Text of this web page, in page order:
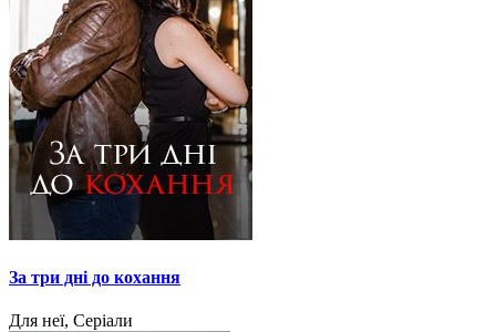
За три дні до кохання
Для неї, Серіали